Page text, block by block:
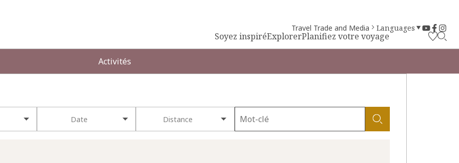
Soyez inspiréExplorerPlanifiez votre voyage
Travel Trade and Media Languages
Activités
Date Distance